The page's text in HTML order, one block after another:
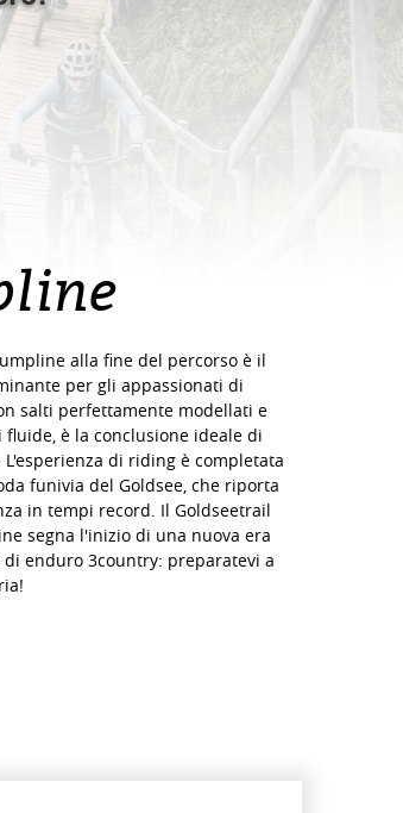
alla fine del percorso è il
per gli appassionati di
salti perfettamente modellati e
è la conclusione ideale di
di riding è completata
funivia del Goldsee, che riporta
in tempi record. Il Goldseetrail
segna l'inizio di una nuova era
enduro 3country: preparatevi a